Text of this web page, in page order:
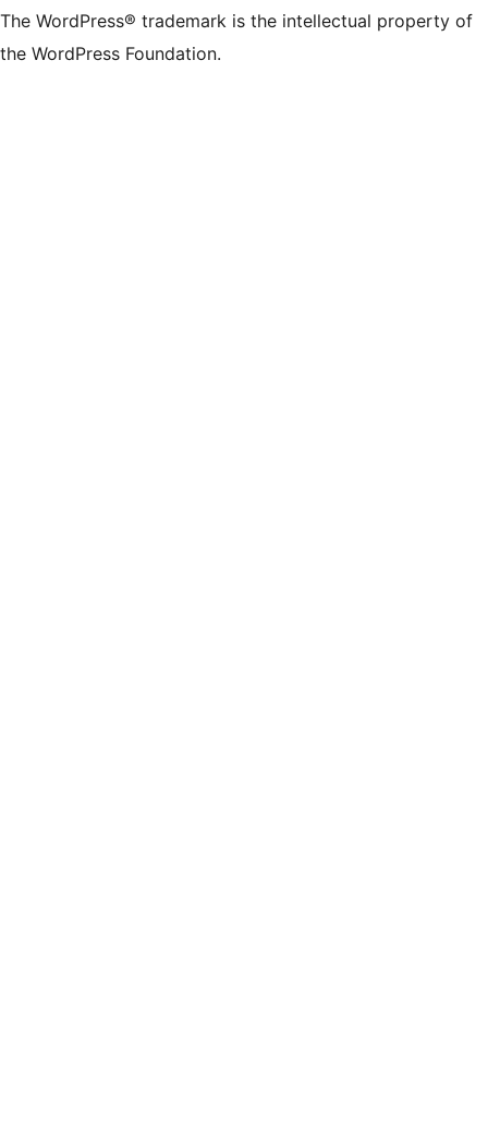
The WordPress® trademark is the intellectual property of
the WordPress Foundation.